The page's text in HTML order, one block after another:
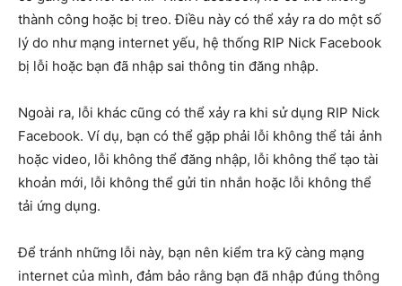
thành công hoặc bị treo. Điều này có thể xảy ra do một số
lý do như mạng internet yếu, hệ thống RIP Nick Facebook
bị lỗi hoặc bạn đã nhập sai thông tin đăng nhập.
Ngoài ra, lỗi khác cũng có thể xảy ra khi sử dụng RIP Nick
Facebook. Ví dụ, bạn có thể gặp phải lỗi không thể tải ảnh
hoặc video, lỗi không thể đăng nhập, lỗi không thể tạo tài
khoản mới, lỗi không thể gửi tin nhắn hoặc lỗi không thể
tải ứng dụng.
Để tránh những lỗi này, bạn nên kiểm tra kỹ càng mạng
internet của mình, đảm bảo rằng bạn đã nhập đúng thông